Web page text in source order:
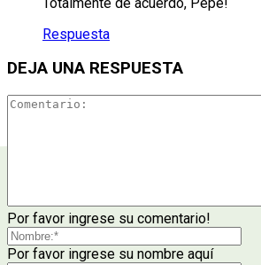
Respuesta
DEJA UNA RESPUESTA
Por favor ingrese su comentario!
Por favor ingrese su nombre aquí